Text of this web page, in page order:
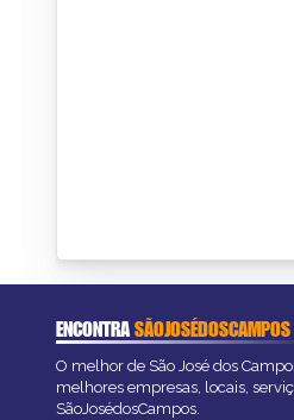
ENCONTRASÃOJOSÉDOSCAMPOS
O melhor de São José dos
melhores empresas, locais,
SãoJosédosCampos.